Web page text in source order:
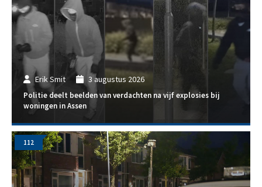
Erik Smit 3 augustus 2026
Politie deelt beelden van verdachten na vijf explosies bij
woningen in Assen
112